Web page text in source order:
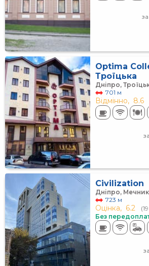
Optima
Троїцька
Дніпро,
701 м
Відмінно, 8.6
Civilization
Дніпро,
723 м
Оцінка, 6.2
Без